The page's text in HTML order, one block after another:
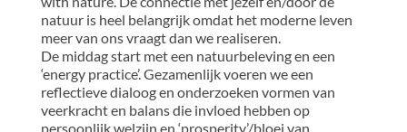
natuur is heel belangrijk omdat het moderne leven
meer van ons vraagt dan we realiseren.
De middag start met een natuurbeleving en een
‘energy practice’. Gezamenlijk voeren we een
reflectieve dialoog en onderzoeken vormen van
veerkracht en balans die invloed hebben op
persoonlijk welzijn en ‘prosperity’/bloei van